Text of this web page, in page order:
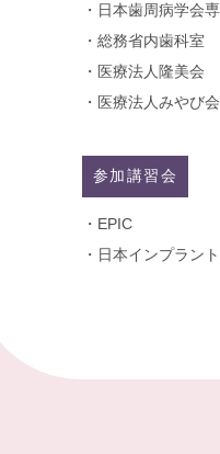
・日本歯周病学会
・総務省内歯科室
・医療法人隆美会
・医療法人みや
参加講習会
・EPIC
・日本インプラン